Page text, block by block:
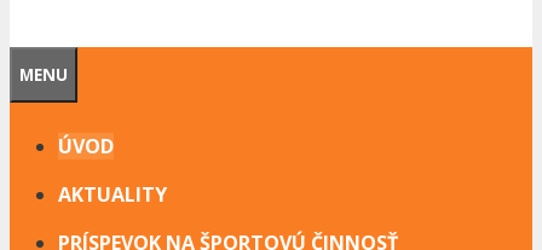
MENU
ÚVOD
AKTUALITY
PRÍSPEVOK NA ŠPORTOVÚ ČINNOSŤ